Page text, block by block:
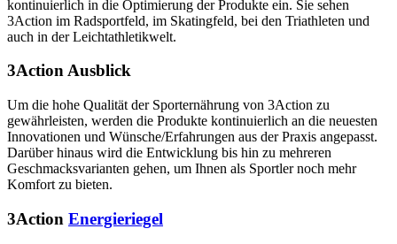
kontinuierlich in die Optimierung der Produkte ein. Sie sehen
3Action im Radsportfeld, im Skatingfeld, bei den Triathleten und
auch in der Leichtathletikwelt.
3Action Ausblick
Um die hohe Qualität der Sporternährung von 3Action zu
gewährleisten, werden die Produkte kontinuierlich an die neuesten
Innovationen und Wünsche/Erfahrungen aus der Praxis angepasst.
Darüber hinaus wird die Entwicklung bis hin zu mehreren
Geschmacksvarianten gehen, um Ihnen als Sportler noch mehr
Komfort zu bieten.
3Action Energieriegel